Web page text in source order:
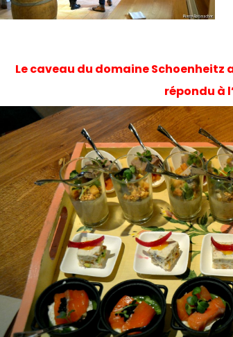
Le caveau du domaine Schoenheitz
répondu à